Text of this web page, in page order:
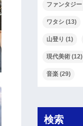
ファンタジー
ワタシ (13)
山登り (1)
現代美術 (12)
音楽 (29)
検索